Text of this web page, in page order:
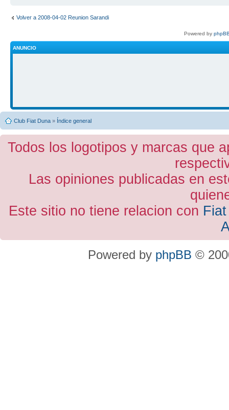
Volver a 2008-04-02 Reunion Sarandi
Powered by
ANUNCIO
Club Fiat Duna » Índice general
Todos los logotipos y marcas que
Las opiniones publicadas en
Este sitio no tiene relacion con
Powered by phpBB ©